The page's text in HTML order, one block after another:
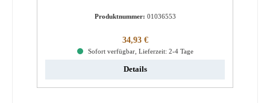
Produktnummer: 01036553
Regulärer Preis:
34,93 €
Sofort verfügbar, Lieferzeit: 2-4 Tage
Details